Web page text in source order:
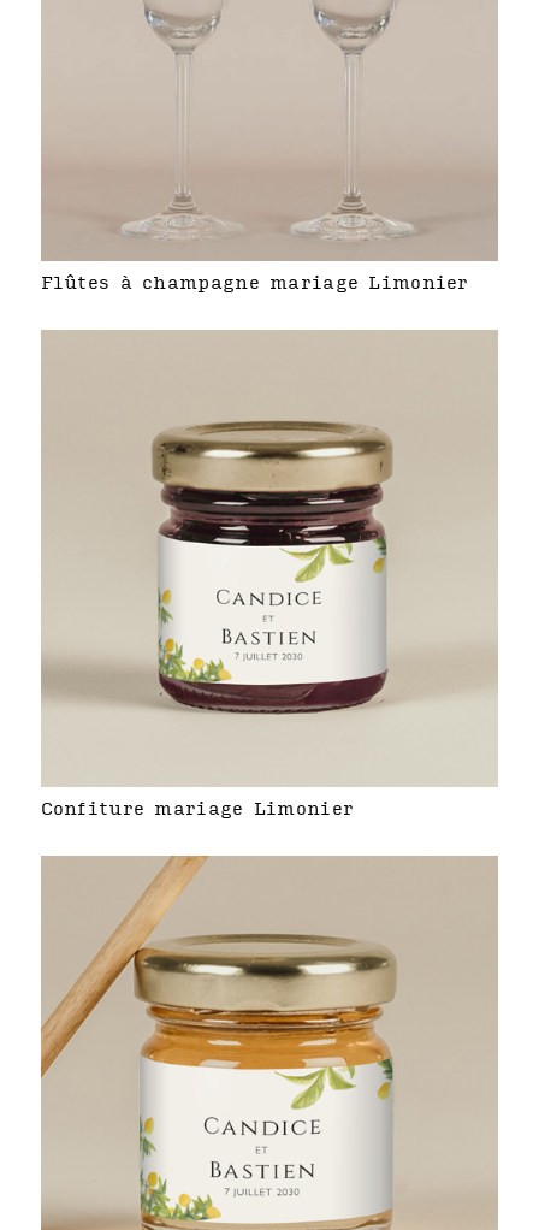
Flûtes à champagne mariage Limonier
Confiture mariage Limonier